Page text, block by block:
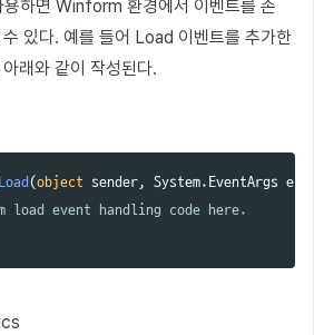
하면 Winform 환경에서 이벤트를 손
있다. 예를 들어 Load 이벤트를 추가한
래와 같이 작성된다.
(object sender, System. EventArgs e
load event handling code here.